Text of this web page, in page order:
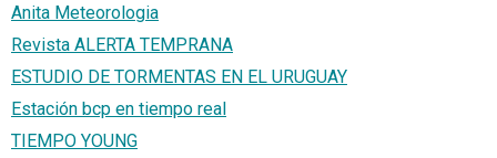
Anita Meteorologia
Revista ALERTA TEMPRANA
ESTUDIO DE TORMENTAS EN EL URUGUAY
Estación bcp en tiempo real
TIEMPO YOUNG